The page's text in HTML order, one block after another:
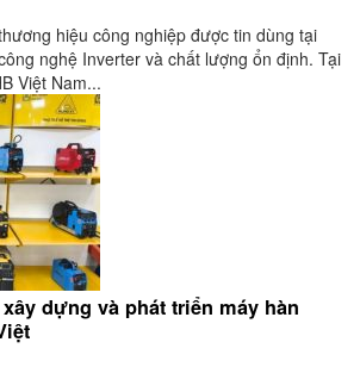
hiệu công nghiệp được tin dùng tại
nghệ Inverter và chất lượng ổn định. Tại
Việt Nam...
dựng và phát triển máy hàn